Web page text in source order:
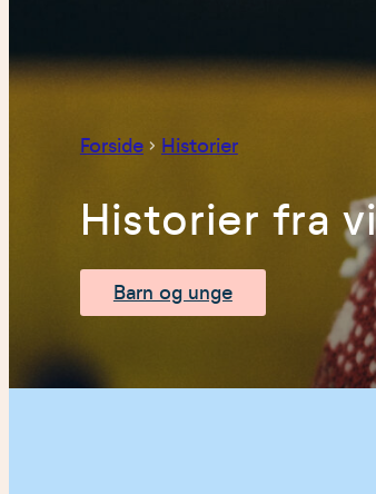
Forside Historier
Historier fra
Barn og unge